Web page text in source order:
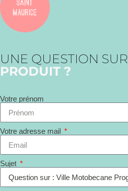
UNE QUESTION SUR
PRODUIT ?
Votre prénom
Votre adresse mail
Sujet